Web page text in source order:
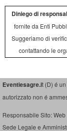
Diniego di
fornite da Enti
Suggeriamo di
contattando le
Eventiesagre.it (D) é
autorizzato non é
Responsabile Sito:
Sede Legale e